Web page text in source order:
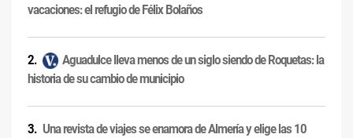
vacaciones: el refugio de Félix Bolaños
Aguadulce lleva menos de un siglo siendo de Roquetas: la
historia de su cambio de municipio
Una revista de viajes se enamora de Almería y elige las 10